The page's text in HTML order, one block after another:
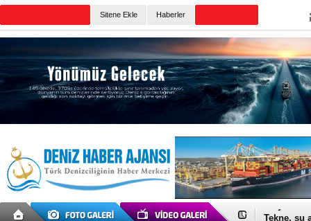
Sitene Ekle Haberler
Baltık
Runit
Türk
Hüseyin
Hat-San
Med
Tekne, su